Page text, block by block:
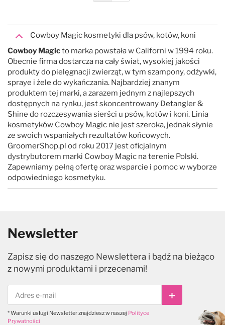
Cowboy Magic kosmetyki dla psów, kotów, koni
Cowboy Magicto marka powstała w Californi w 1994 roku.
Obecnie firma dostarcza na cały świat, wysokiej jakości
produkty do pielęgnacji zwierząt, w tym szampony, odżywki,
spraye i żele do wykańczania. Najbardziej znanym
produktem tej marki, a zarazem jednym z najlepszych
dostępnych na rynku, jest skoncentrowany Detangler &
Shine do rozczesywania sierści u psów, kotów i koni. Linia
kosmetyków Cowboy Magic nie jest szeroka, jednak słynie
ze swoich wspaniałych rezultatów końcowych.
GroomerShop.pl od roku 2017 jest oficjalnym
dystrybutorem marki Cowboy Magic na terenie Polski.
Zapewniamy pełną ofertę oraz wsparcie i pomoc w wyborze
odpowiedniego kosmetyku.
Newsletter
Zapisz się do naszego Newslettera i bądź na bieżąco
z nowymi produktami i przecenami!
Subskrybuj
* Warunki usługi Newsletter znajdziesz w naszej Polityce
Prywatności